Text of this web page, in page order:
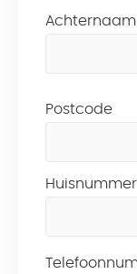
Achternaam
Postcode